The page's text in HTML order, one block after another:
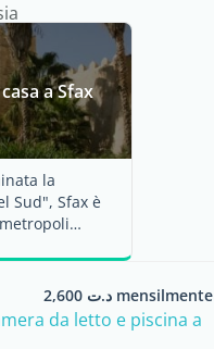
a Sfax
la
Sud", Sfax è
د.ت 2,600 mensilmente
da letto e piscina a